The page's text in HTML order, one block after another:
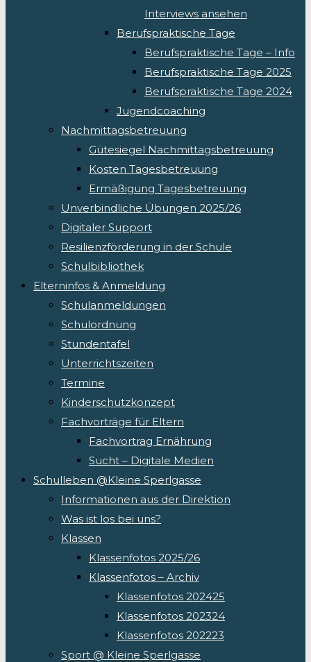
Interviews ansehen
Berufspraktische Tage
Berufspraktische Tage – Info
Berufspraktische Tage 2025
Berufspraktische Tage 2024
Jugendcoaching
Nachmittagsbetreuung
Gütesiegel Nachmittagsbetreuung
Kosten Tagesbetreuung
Ermäßigung Tagesbetreuung
Unverbindliche Übungen 2025/26
Digitaler Support
Resilienzförderung in der Schule
Schulbibliothek
Elterninfos & Anmeldung
Schulanmeldungen
Schulordnung
Stundentafel
Unterrichtszeiten
Termine
Kinderschutzkonzept
Fachvorträge für Eltern
Fachvortrag Ernährung
Sucht – Digitale Medien
Schulleben @Kleine Sperlgasse
Informationen aus der Direktion
Was ist los bei uns?
Klassen
Klassenfotos 2025/26
Klassenfotos – Archiv
Klassenfotos 202425
Klassenfotos 202324
Klassenfotos 202223
Sport @ Kleine Sperlgasse